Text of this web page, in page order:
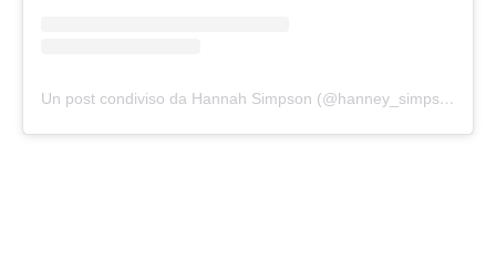
Un post condiviso da Hannah Simpson (@hanney_simpson)